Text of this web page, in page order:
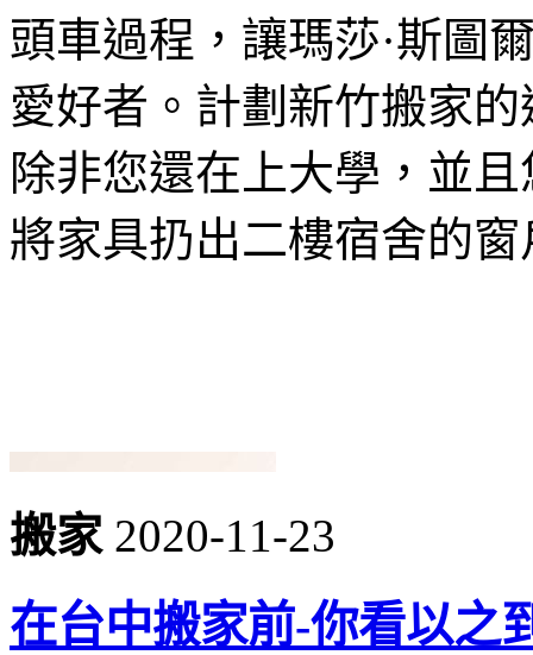
頭車過程，讓瑪莎·斯圖
愛好者。計劃新竹搬家
除非您還在上大學，並
將家具扔出二樓宿舍的窗
搬家2020-11-23
在台中搬家前-你看以之